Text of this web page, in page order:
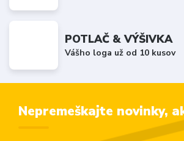
POTLAČ & VÝŠIVKA
Vášho loga už od 10 kusov
Nepremeškajte novinky,